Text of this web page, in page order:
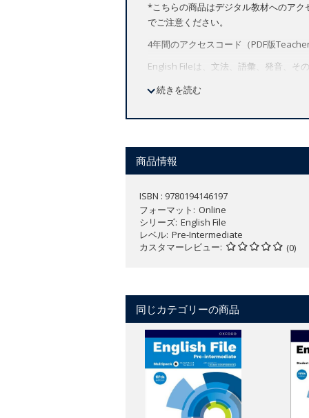
*こちらの商品はデジタル教材へのア
でご注意ください。
4年間のアクセスコード（PDF版
English Fileは、文法、語彙、発音、そ
第5版で刷新されたポイント:
強化されたスキルシラバスと実績
教材に関する詳細は
続きを読む
商品情報
ISBN : 9780194146197
フォーマット
Online
シリーズ English File
レベル Pre-Intermediate
カスタマーレビュー
(0)
同じカテゴリーの商品